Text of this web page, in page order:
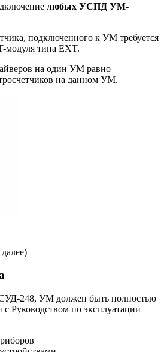
любых УСПД УМ-
подключенного к УМ требуется
модуля типа EXT.
на один УМ равно
на данном УМ.
248, УМ должен быть полностью
с Руководством по эксплуатации